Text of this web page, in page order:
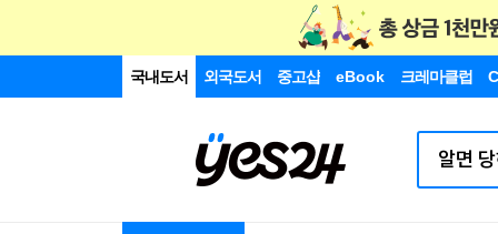
국내도서 외국도서 중고샵 eBook 크레마클럽